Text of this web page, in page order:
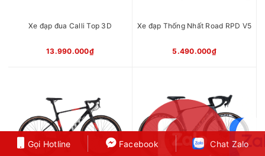
Xe đạp đua Calli Top 3D
13.990.000₫
Xe đạp Thống Nhất Road RPD V5
5.490.000₫
Gọi Hotline Facebook
Gọi Hotline Facebook Chat Zalo